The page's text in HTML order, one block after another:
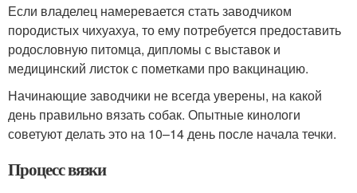
Если владелец намеревается стать заводчиком
породистых чихуахуа, то ему потребуется предоставить
родословную питомца, дипломы с выставок и
медицинский листок с пометками про вакцинацию.
Начинающие заводчики не всегда уверены, на какой
день правильно вязать собак. Опытные кинологи
советуют делать это на 10–14 день после начала течки.
Процесс вязки